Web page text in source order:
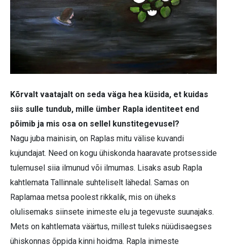
Kõrvalt vaatajalt on seda väga hea küsida, et kuidas
siis sulle tundub, mille ümber Rapla identiteet end
põimib ja mis osa on sellel kunstitegevusel?
Nagu juba mainisin, on Raplas mitu välise kuvandi
kujundajat. Need on kogu ühiskonda haaravate protsesside
tulemusel siia ilmunud või ilmumas. Lisaks asub Rapla
kahtlemata Tallinnale suhteliselt lähedal. Samas on
Raplamaa metsa poolest rikkalik, mis on üheks
olulisemaks siinsete inimeste elu ja tegevuste suunajaks.
Mets on kahtlemata väärtus, millest tuleks nüüdisaegses
ühiskonnas õppida kinni hoidma. Rapla inimeste